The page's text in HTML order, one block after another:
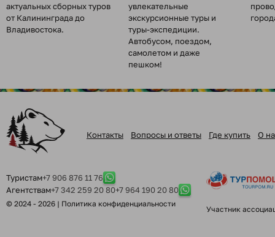
актуальных сборных туров
от Калининграда до
Владивостока.
увлекательные
экскурсионные туры и
туры-экспедиции.
Автобусом, поездом,
самолетом и даже
пешком!
Контакты Вопросы и ответы Где купить О
Туристам+7 906 876 11 76
Агентствам+7 342 259 20 80+7 964 190 20 80
© 2024 - 2026 | Политика конфиденциальности
Участник